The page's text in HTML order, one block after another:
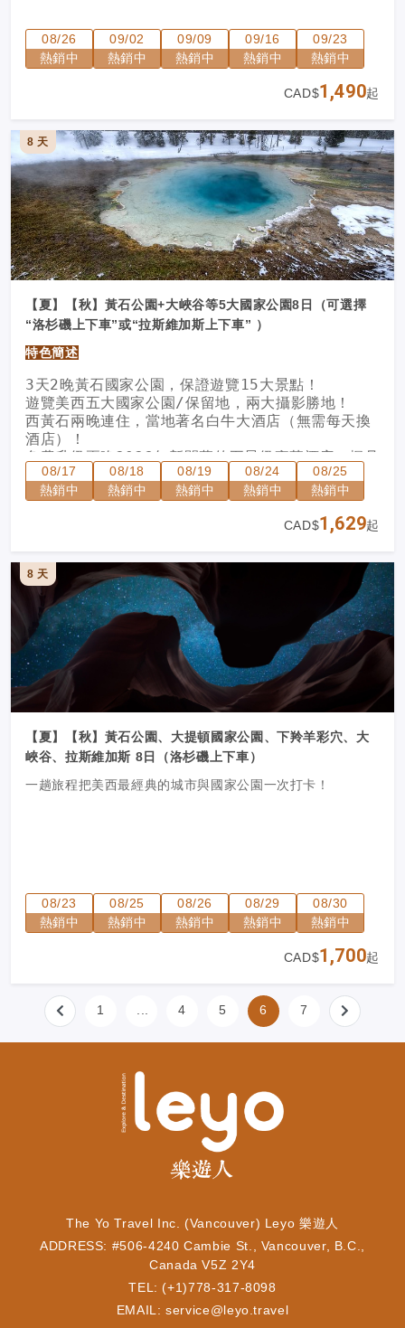
08/26
熱銷中
09/02
熱銷中
09/09
熱銷中
09/16
熱銷中
09/23
熱銷中
CAD$1,490起
8 天
【夏】【秋】黃石公園+大峽谷等5大國家公園8日（可選擇
“洛杉磯上下車”或“拉斯維加斯上下車” ）
特色簡述
3天2晚黃石國家公園，保證遊覽15大景點！
遊覽美西五大國家公園/保留地，兩大攝影勝地！
西黃石兩晚連住，當地著名白牛大酒店（無需每天換
酒店）！
免費升級兩晚2023年新開幕的五星級豪華酒店：楓丹
白露酒店（Fontainebleau Las Vegas）！酒
店位於繁華的拉斯大道，坐享絕佳地理位置，全新酒
08/17
熱銷中
08/18
熱銷中
08/19
熱銷中
08/24
熱銷中
08/25
熱銷中
CAD$1,629起
8 天
【夏】【秋】黃石公園、大提頓國家公園、下羚羊彩穴、大
峽谷、拉斯維加斯 8日（洛杉磯上下車）
一趟旅程把美西最經典的城市與國家公園一次打卡！
08/23
熱銷中
08/25
熱銷中
08/26
熱銷中
08/29
熱銷中
08/30
熱銷中
CAD$1,700起
1 4 5 6 7
The Yo Travel Inc. (Vancouver) Leyo 樂遊人
ADDRESS: #506-4240 Cambie St., Vancouver, B.C.,
Canada V5Z 2Y4
TEL: (+1)778-317-8098
EMAIL:service@leyo.travel